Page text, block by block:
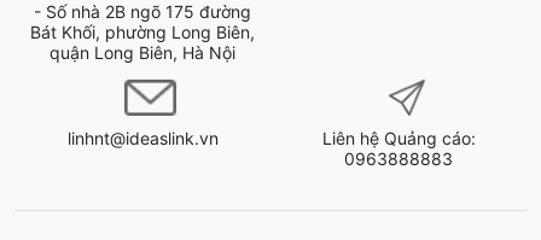
- Số nhà 2B ngõ 175 đường
Bát Khối, phường Long Biên,
quận Long Biên, Hà Nội
linhnt@ideaslink.vn
Liên hệ Quảng cáo:
0963888883